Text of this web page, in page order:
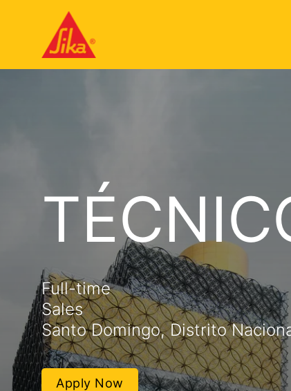
Full-time
Sales
Santo Domingo, Distrito
Apply Now